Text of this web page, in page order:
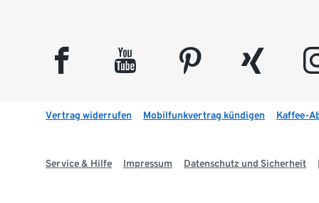
facebook youtube pinterest xing
Vertrag widerrufen Mobilfunkvertrag kündigen Kaffee-
Service & Hilfe Impressum Datenschutz und Sicherheit